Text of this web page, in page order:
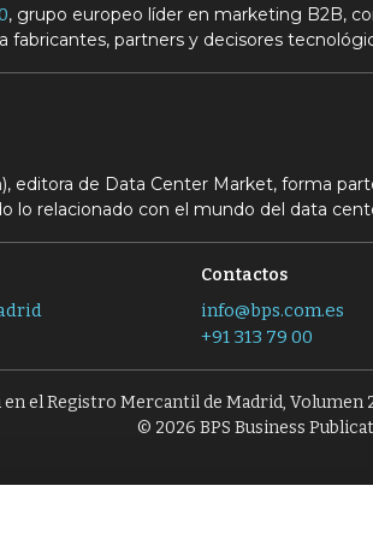
, grupo europeo líder en marketing B2B,
fabricantes, partners y decisores
editora de Data Center Market, forma
lo relacionado con el mundo del data
Contactos
info@bps.com.es
+91 313 79 00
el Registro Mercantil de Madrid, Volumen
© 2026 BPS Business